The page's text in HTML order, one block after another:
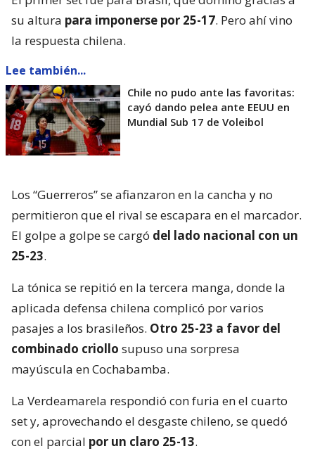
su altura para imponerse por 25-17. Pero ahí vino
la respuesta chilena.
Lee también...
Chile no pudo ante las favoritas:
cayó dando pelea ante EEUU en
Mundial Sub 17 de Voleibol
Los “Guerreros” se afianzaron en la cancha y no
permitieron que el rival se escapara en el marcador.
El golpe a golpe se cargó del lado nacional con un
25-23.
La tónica se repitió en la tercera manga, donde la
aplicada defensa chilena complicó por varios
pasajes a los brasileños. Otro 25-23 a favor del
combinado criollo supuso una sorpresa
mayúscula en Cochabamba.
La Verdeamarela respondió con furia en el cuarto
set y, aprovechando el desgaste chileno, se quedó
con el parcial por un claro 25-13.